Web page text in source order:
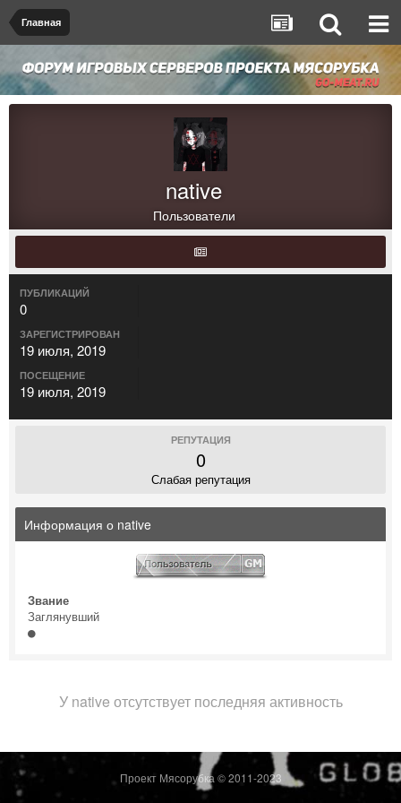
Главная
native
Пользователи
ПУБЛИКАЦИЙ
0
ЗАРЕГИСТРИРОВАН
19 июля, 2019
ПОСЕЩЕНИЕ
19 июля, 2019
РЕПУТАЦИЯ
0
Слабая репутация
Информация о native
Звание
Заглянувший
У native отсутствует последняя активность
Проект Мясорубка © 2011-2023